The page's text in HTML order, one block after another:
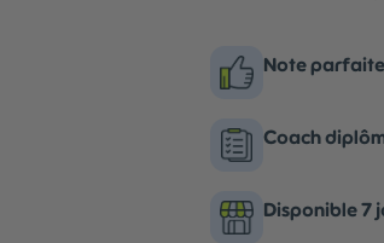
Note
Coach
Disponible 7